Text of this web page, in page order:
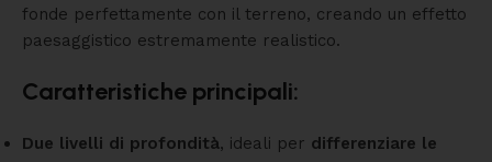
fonde perfettamente con il terreno, creando un effetto
paesaggistico estremamente realistico.
Caratteristiche principali:
Due livelli di profondità, ideali per differenziare le